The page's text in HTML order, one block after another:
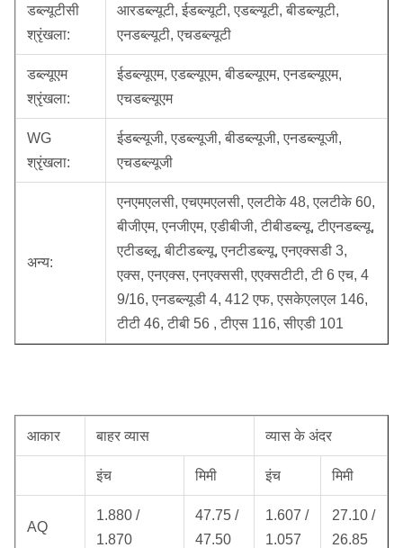
डब्ल्यूटीसी
श्रृंखला:
आरडब्ल्यूटी, ईडब्ल्यूटी, एडब्ल्यूटी, बीडब्ल्यूटी,
एनडब्ल्यूटी, एचडब्ल्यूटी
डब्ल्यूएम
श्रृंखला:
ईडब्ल्यूएम, एडब्ल्यूएम, बीडब्ल्यूएम, एनडब्ल्यूएम,
एचडब्ल्यूएम
WG
श्रृंखला:
ईडब्ल्यूजी, एडब्ल्यूजी, बीडब्ल्यूजी, एनडब्ल्यूजी,
एचडब्ल्यूजी
अन्य:
एनएमएलसी, एचएमएलसी, एलटीके 48, एलटीके 60,
बीजीएम, एनजीएम, एडीबीजी, टीबीडब्ल्यू, टीएनडब्ल्यू,
एटीडब्लू, बीटीडब्ल्यू, एनटीडब्ल्यू, एनएक्सडी 3,
एक्स, एनएक्स, एनएक्ससी, एएक्सटीटी, टी 6 एच, 4
9/16, एनडब्ल्यूडी 4, 412 एफ, एसकेएलएल 146,
टीटी 46, टीबी 56 , टीएस 116, सीएडी 101
आकार बाहर व्यास व्यास के अंदर
इंच मिमी इंच मिमी
AQ
1.880 /
1.870
47.75 /
47.50
1.607 /
1.057
27.10 /
26.85